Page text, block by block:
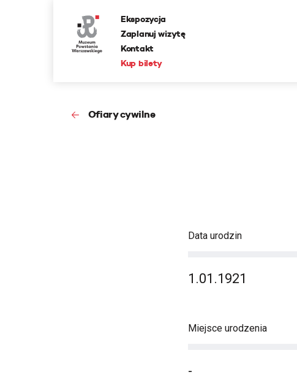
Ekspozycja
Zaplanuj wizytę
Kontakt
Kup bilety
Ofiary cywilne
Data urodzin
1.01.1921
Miejsce urodzenia
-